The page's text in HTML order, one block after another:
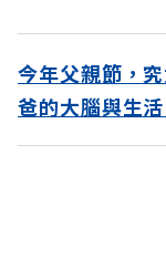
今年父親節，
爸的大腦與生活